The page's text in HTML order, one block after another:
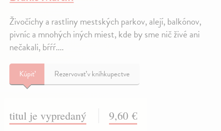
Živočíchy a rastliny mestských parkov, alejí, balkónov,
pivníc a mnohých iných miest, kde by sme nič živé ani
nečakali, bŕŕŕ....
Kúpiť Rezervovať v kníhkupectve
titul je vypredaný 9,60 €